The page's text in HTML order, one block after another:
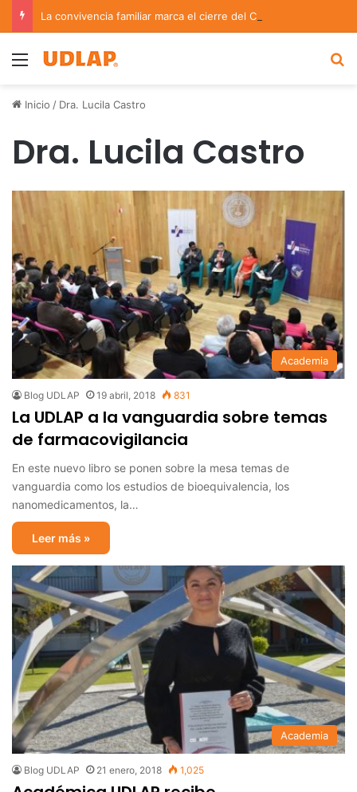
Menu
Inicio / Dra. Lucila Castro
Dra. Lucila Castro
Academia
Blog UDLAP 19 abril, 2018 831
La UDLAP a la vanguardia sobre temas
de farmacovigilancia
En este nuevo libro se ponen sobre la mesa temas de
vanguardia como los estudios de bioequivalencia, los
nanomedicamentos, la…
Leer más »
Academia
Blog UDLAP 21 enero, 2018 1,025